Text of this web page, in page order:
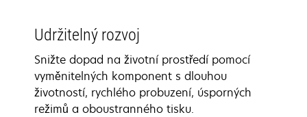
Udržitelný rozvoj
Snižte dopad na životní prostředí pomocí
vyměnitelných komponent s dlouhou
životností, rychlého probuzení, úsporných
režimů a oboustranného tisku.